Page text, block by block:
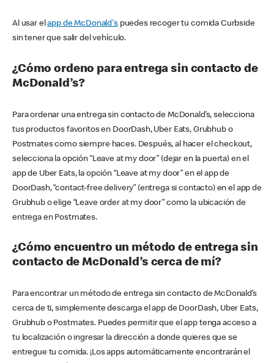
Al usar elapp de McDonald'spuedes recoger tu comida Curbside
sin tener que salir del vehículo.
¿Cómo ordeno para entrega sin contacto de
McDonald’s?
Para ordenar una entrega sin contacto de McDonald’s, selecciona
tus productos favoritos en DoorDash, Uber Eats, Grubhub o
Postmates como siempre haces. Después, al hacer el checkout,
selecciona la opción “Leave at my door” (dejar en la puerta) en el
app de Uber Eats, la opción “Leave at my door” en el app de
DoorDash, “contact-free delivery” (entrega si contacto) en el app de
Grubhub o elige “Leave order at my door” como la ubicación de
entrega en Postmates.
¿Cómo encuentro un método de entrega sin
contacto de McDonald’s cerca de mí?
Para encontrar un método de entrega sin contacto de McDonald’s
cerca de ti, simplemente descarga el app de DoorDash, Uber Eats,
Grubhub o Postmates. Puedes permitir que el app tenga acceso a
tu localización o ingresar la dirección a donde quieres que se
entregue tu comida. ¡Los apps automáticamente encontrarán el